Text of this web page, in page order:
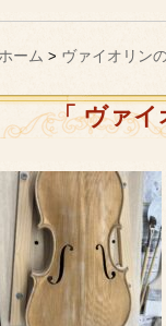
ホーム > ヴァイオリン
「 ヴァイ